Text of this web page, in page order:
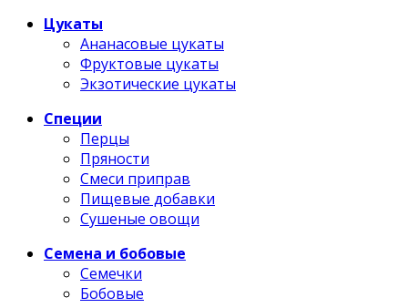
Цукаты
Ананасовые цукаты
Фруктовые цукаты
Экзотические цукаты
Специи
Перцы
Пряности
Смеси приправ
Пищевые добавки
Сушеные овощи
Семена и бобовые
Семечки
Бобовые